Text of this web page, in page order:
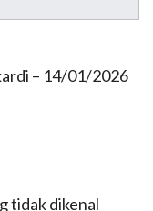
– 14/01/2026
tidak dikenal